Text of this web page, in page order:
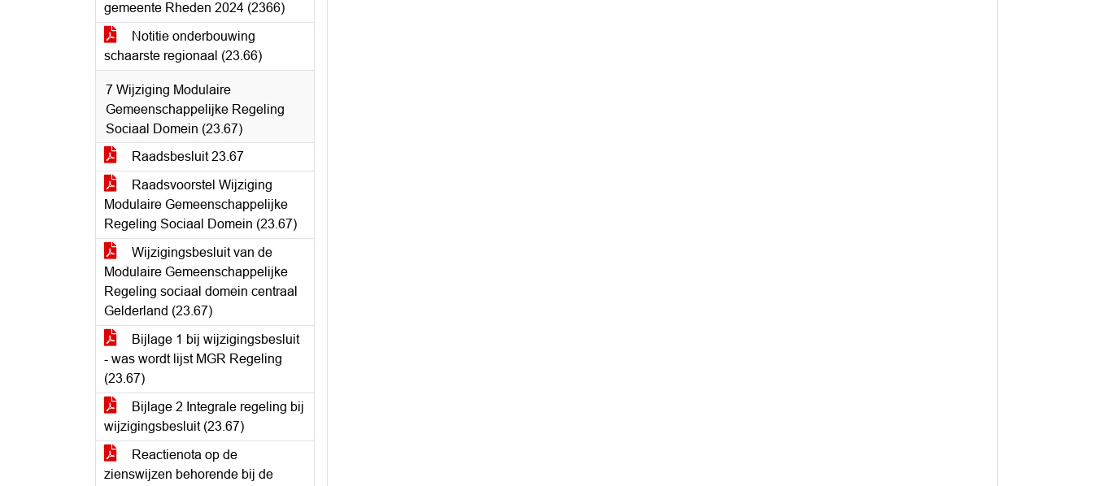
gemeente Rheden 2024 (2366)
Notitie onderbouwing
schaarste regionaal (23.66)
7 Wijziging Modulaire
Gemeenschappelijke Regeling
Sociaal Domein (23.67)
Raadsbesluit 23.67
Raadsvoorstel Wijziging
Modulaire Gemeenschappelijke
Regeling Sociaal Domein (23.67)
Wijzigingsbesluit van de
Modulaire Gemeenschappelijke
Regeling sociaal domein centraal
Gelderland (23.67)
Bijlage 1 bij wijzigingsbesluit
- was wordt lijst MGR Regeling
(23.67)
Bijlage 2 Integrale regeling bij
wijzigingsbesluit (23.67)
Reactienota op de
zienswijzen behorende bij de